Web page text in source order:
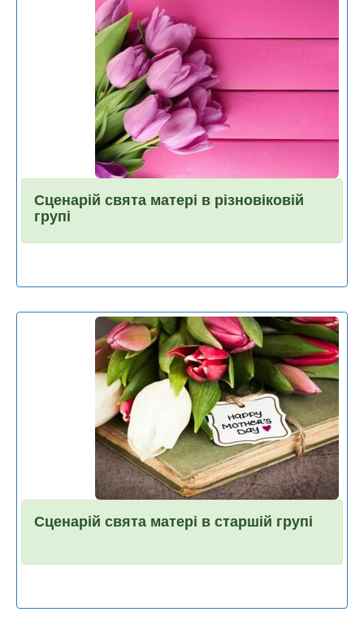
Сценарій свята матері в різновіковій
групі
Сценарій свята матері в старшій групі